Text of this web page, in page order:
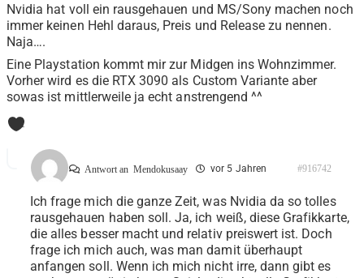
Nvidia hat voll ein rausgehauen und MS/Sony machen noch
immer keinen Hehl daraus, Preis und Release zu nennen.
Naja….
Eine Playstation kommt mir zur Midgen ins Wohnzimmer.
Vorher wird es die RTX 3090 als Custom Variante aber
sowas ist mittlerweile ja echt anstrengend ^^
1
Antwort an Mendokusaay vor 5 Jahren #916742
Ich frage mich die ganze Zeit, was Nvidia da so tolles
rausgehauen haben soll. Ja, ich weiß, diese Grafikkarte,
die alles besser macht und relativ preiswert ist. Doch
frage ich mich auch, was man damit überhaupt
anfangen soll. Wenn ich mich nicht irre, dann gibt es